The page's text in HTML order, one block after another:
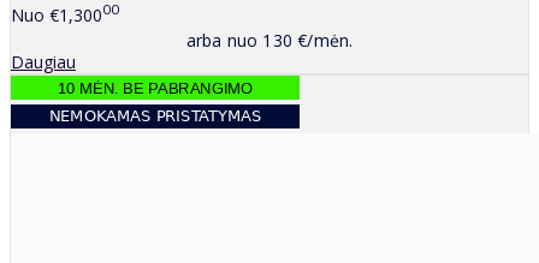
Nuo €1,30000
arba nuo 130 €/mėn.
Daugiau